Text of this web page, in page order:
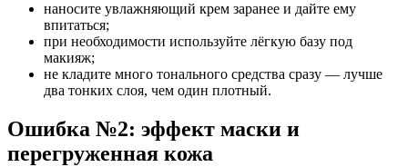
наносите увлажняющий крем заранее и дайте ему
впитаться;
при необходимости используйте лёгкую базу под
макияж;
не кладите много тонального средства сразу — лучше
два тонких слоя, чем один плотный.
Ошибка №2: эффект маски и
перегруженная кожа